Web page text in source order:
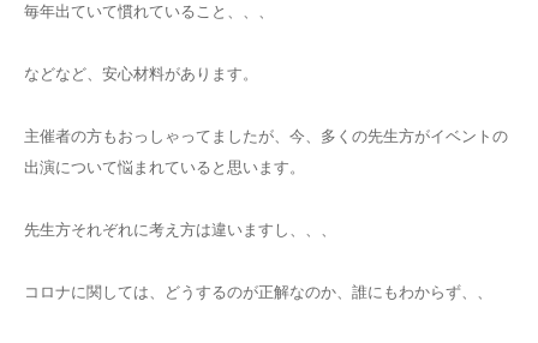
毎年出ていて慣れていること、、、
などなど、安心材料があります。
主催者の方もおっしゃってましたが、今、多くの先生方がイベントの
出演について悩まれていると思います。
先生方それぞれに考え方は違いますし、、、
コロナに関しては、どうするのが正解なのか、誰にもわからず、、